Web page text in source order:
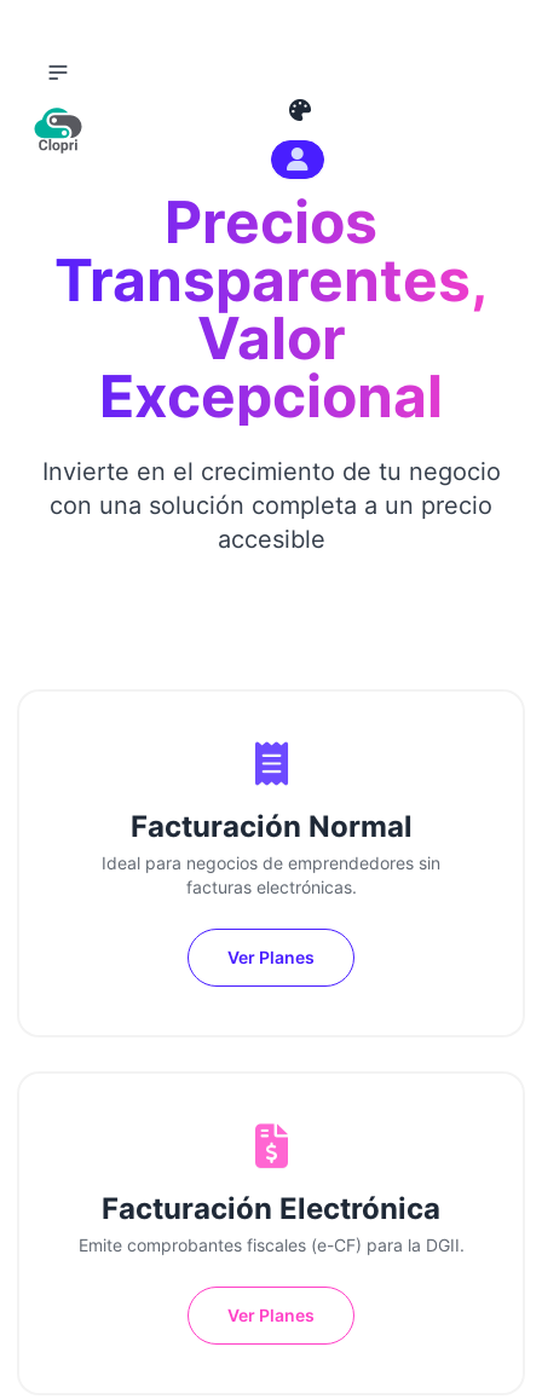
Inicio
Ayuda
Descargar Clopri
Preguntas Frecuentes
Blog Soporte
Precios
Transparentes,
Valor
Excepcional
Invierte en el crecimiento de tu negocio
con una solución completa a un precio
accesible
Facturación Normal
Ideal para negocios de emprendedores sin
facturas electrónicas.
Ver Planes
Facturación Electrónica
Emite comprobantes fiscales (e-CF) para la DGII.
Ver Planes